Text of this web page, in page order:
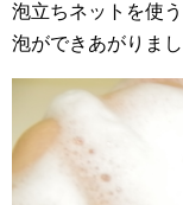
泡立ちネットを使
泡ができあがりま